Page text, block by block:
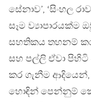
සේනාව’, ‘සිංහල
සෑම ව්‍යාපාරයක්ම
සහතිකය තහනම් කර
සහ පල්ලි ඒවා
කර ගැනීම
හොඳින් පෙන්නුම්